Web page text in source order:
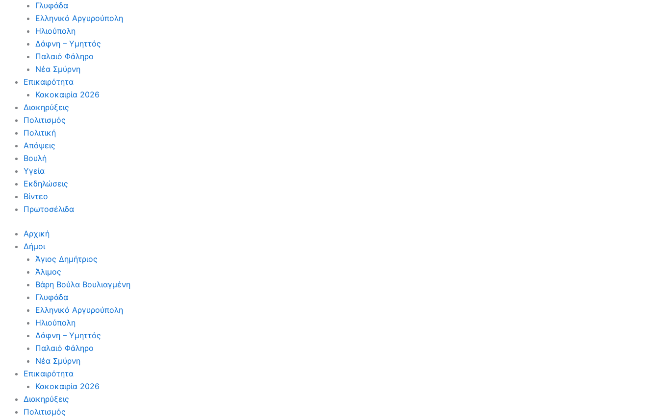
Γλυφάδα
Ελληνικό Αργυρούπολη
Ηλιούπολη
Δάφνη – Υμηττός
Παλαιό Φάληρο
Νέα Σμύρνη
Επικαιρότητα
Κακοκαιρία 2026
Διακηρύξεις
Πολιτισμός
Πολιτική
Απόψεις
Βουλή
Υγεία
Εκδηλώσεις
Βίντεο
Πρωτοσέλιδα
Αρχική
Δήμοι
Άγιος Δημήτριος
Άλιμος
Βάρη Βούλα Βουλιαγμένη
Γλυφάδα
Ελληνικό Αργυρούπολη
Ηλιούπολη
Δάφνη – Υμηττός
Παλαιό Φάληρο
Νέα Σμύρνη
Επικαιρότητα
Κακοκαιρία 2026
Διακηρύξεις
Πολιτισμός